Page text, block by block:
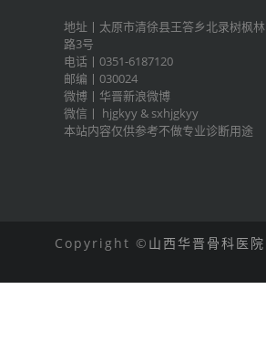
地址丨太原市清徐县王答乡北录树枫林
路3号
电话丨0351-6187120
邮编丨030024
微博丨 华晋新浪微博
微信丨 hjgkyy & sxhjgkyy
本站内容仅供参考不做专业诊断用途
Copyright © 山西华晋骨科医院